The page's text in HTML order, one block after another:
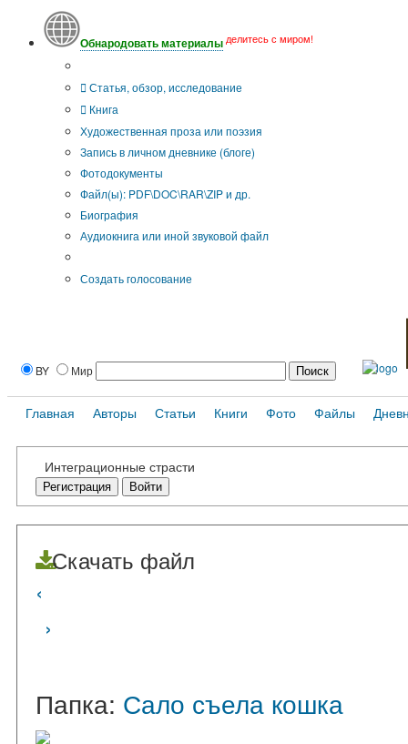
Обнародовать материалы делитесь с миром!
Статья, обзор, исследование
Книга
Художественная проза или поэзия
Запись в личном дневнике (блоге)
Фотодокументы
Файл(ы): PDF\DOC\RAR\ZIP и др.
Биография
Аудиокнига или иной звуковой файл
Создать голосование
BY Мир
Главная Авторы Статьи Книги Фото Файлы
Интеграционные страсти
Регистрация Войти
Скачать файл
‹
›
Папка: Сало съела кошка